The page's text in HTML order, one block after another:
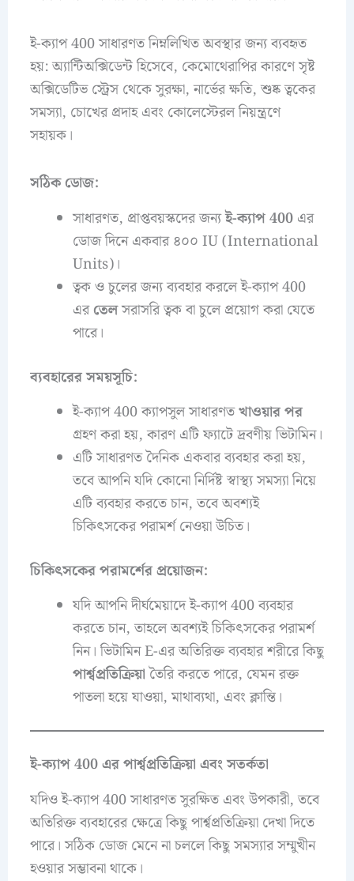
ই-ক্যাপ 400 সাধারণত নিম্নলিখিত অবস্থার জন্য ব্যবহৃত
হয়: অ্যান্টিঅক্সিডেন্ট হিসেবে, কেমোথেরাপির কারণে সৃষ্ট
অক্সিডেটিভ স্ট্রেস থেকে সুরক্ষা, নার্ভের ক্ষতি, শুষ্ক ত্বকের
সমস্যা, চোখের প্রদাহ এবং কোলেস্টেরল নিয়ন্ত্রণে
সহায়ক।
সঠিক ডোজ:
সাধারণত, প্রাপ্তবয়স্কদের জন্যই-ক্যাপ 400এর
ডোজ দিনে একবার ৪০০ IU (International
Units)।
ত্বক ও চুলের জন্য ব্যবহার করলে ই-ক্যাপ 400
এরতেলসরাসরি ত্বক বা চুলে প্রয়োগ করা যেতে
পারে।
ব্যবহারের সময়সূচি:
ই-ক্যাপ 400 ক্যাপসুল সাধারণতখাওয়ার পর
গ্রহণ করা হয়, কারণ এটি ফ্যাটে দ্রবণীয় ভিটামিন।
এটি সাধারণত দৈনিক একবার ব্যবহার করা হয়,
তবে আপনি যদি কোনো নির্দিষ্ট স্বাস্থ্য সমস্যা নিয়ে
এটি ব্যবহার করতে চান, তবে অবশ্যই
চিকিৎসকের পরামর্শ নেওয়া উচিত।
চিকিৎসকের পরামর্শের প্রয়োজন:
যদি আপনি দীর্ঘমেয়াদে ই-ক্যাপ 400 ব্যবহার
করতে চান, তাহলে অবশ্যই চিকিৎসকের পরামর্শ
নিন। ভিটামিন E-এর অতিরিক্ত ব্যবহার শরীরে কিছু
পার্শ্বপ্রতিক্রিয়াতৈরি করতে পারে, যেমন রক্ত
পাতলা হয়ে যাওয়া, মাথাব্যথা, এবং ক্লান্তি।
ই-ক্যাপ 400 এর পার্শ্বপ্রতিক্রিয়া এবং সতর্কতা
যদিও ই-ক্যাপ 400 সাধারণত সুরক্ষিত এবং উপকারী, তবে
অতিরিক্ত ব্যবহারের ক্ষেত্রে কিছু পার্শ্বপ্রতিক্রিয়া দেখা দিতে
পারে। সঠিক ডোজ মেনে না চললে কিছু সমস্যার সম্মুখীন
হওয়ার সম্ভাবনা থাকে।